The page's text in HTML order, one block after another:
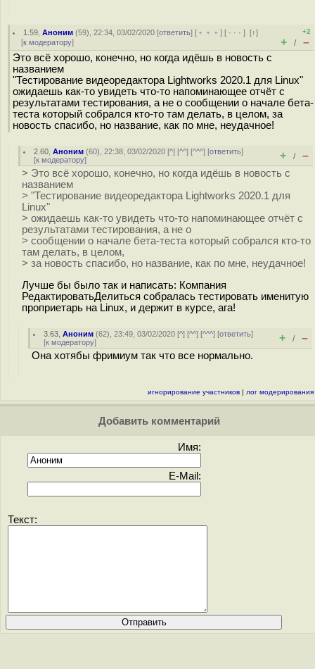
1.59 ,Аноним (59), 22:34, 03/02/2020 [ответить] [ ﹢﹢﹢] [ · · ·][↑]
[к модератору]
+2
+ / –
Это всё хорошо, конечно, но когда идёшь в новость с
названием
"Тестирование видеоредактора Lightworks 2020.1 для Linux"
ожидаешь как-то увидеть что-то напоминающее отчёт с
результатами тестирования, а не о сообщении о начале бета-
теста который собрался кто-то там делать, в целом, за
новость спасибо, но название, как по мне, неудачное!
2.60 ,Аноним (60), 22:38, 03/02/2020 [^] [^^] [^^^] [ответить]
[к модератору] + / –
> Это всё хорошо, конечно, но когда идёшь в новость с
названием
> "Тестирование видеоредактора Lightworks 2020.1 для
Linux"
> ожидаешь как-то увидеть что-то напоминающее отчёт с
результатами тестирования, а не о
> сообщении о начале бета-теста который собрался кто-то
там делать, в целом,
> за новость спасибо, но название, как по мне, неудачное!
Лучше бы было так и написать: Компания
РедактироватьДелиться собралась тестировать именитую
проприетарь на Linux, и держит в курсе, ага!
3.63 ,Аноним (62), 23:49, 03/02/2020 [^] [^^] [^^^] [ответить]
[к модератору] + / –
Она хотябы фримиум так что все нормально.
игнорирование участников | лог модерирования
Добавить комментарий
Имя:
E-Mail:
Текст: